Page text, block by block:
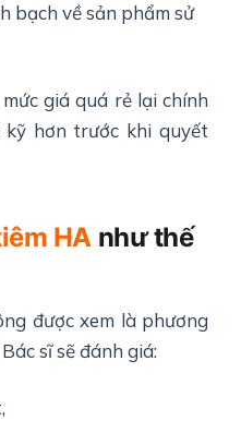
bạch về sản phẩm sử
giá quá rẻ lại chính
hơn trước khi quyết
HA như thế
được xem là phương
sĩ sẽ đánh giá: